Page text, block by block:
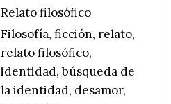
Relato filosófico
Filosofía, ficción, relato,
relato filosófico,
identidad, búsqueda de
la identidad, desamor,